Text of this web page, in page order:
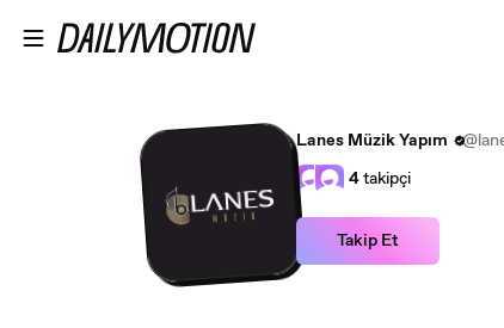
Lanes Müzik Yapım
4takipçi
Takip Et